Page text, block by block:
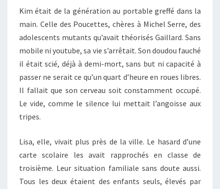
Kim était de la génération au portable greffé dans la
main. Celle des Poucettes, chères à Michel Serre, des
adolescents mutants qu’avait théorisés Gaillard. Sans
mobile ni youtube, sa vie s’arrêtait. Son doudou fauché
il était scié, déjà à demi-mort, sans but ni capacité à
passer ne serait ce qu’un quart d’heure en roues libres.
Il fallait que son cerveau soit constamment occupé.
Le vide, comme le silence lui mettait l’angoisse aux
tripes.
Lisa, elle, vivait plus près de la ville. Le hasard d’une
carte scolaire les avait rapprochés en classe de
troisième. Leur situation familiale sans doute aussi.
Tous les deux étaient des enfants seuls, élevés par